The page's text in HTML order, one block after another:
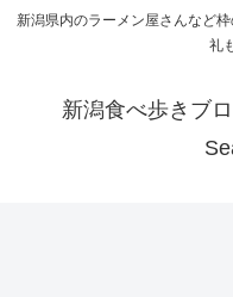
新潟県内のラーメン屋さんなど
礼
新潟食べ歩きブ